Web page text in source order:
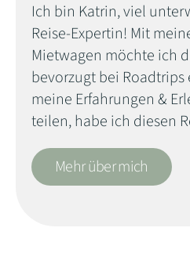
Ich bin Katrin, viel
Reise-Expertin! Mit
Mietwagen möchte ich
bevorzugt bei Roadtrips
meine Erfahrungen &
teilen, habe ich diesen
Mehr über mich